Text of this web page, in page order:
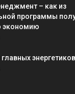
– как из
программы
экономию
энергетиков